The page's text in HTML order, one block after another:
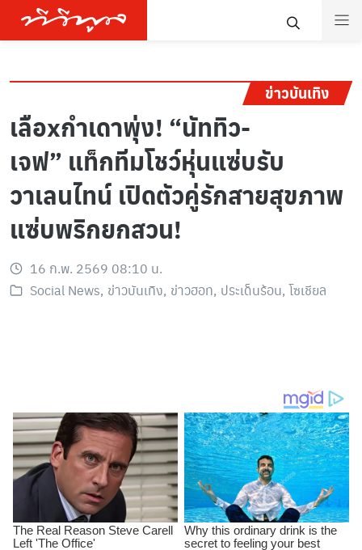
ข่าวบันเทิง
เลือxกำเดาพุ่ง! “นัททิว-
เจฟ” แท็กทีมโชว์หุ่นแซ่บรับ
วาเลนไทน์ เปิดตัวคู่รักสายสุขภาพ
แซ่บพริกยกสวน!
16 ก.พ. 2569 08:10 น.
Social News, ข่าวบันเทิง, ข่าวฮอท, ประเด็นร้อน, โซเชียล